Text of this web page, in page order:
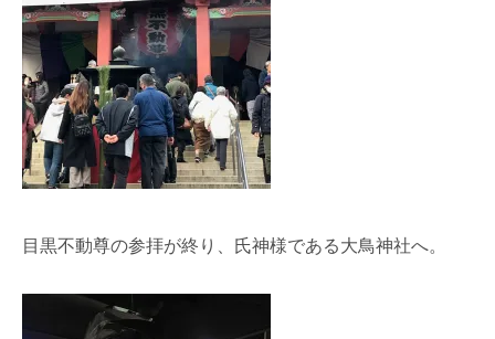
目黒不動尊の参拝が終り、氏神様である大鳥神社へ。